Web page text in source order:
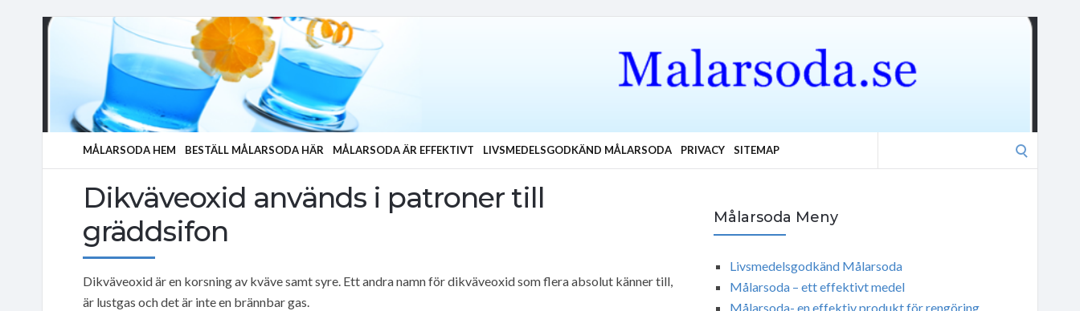
MÅLARSODA HEM BESTÄLL MÅLARSODA HÄR MÅLARSODA ÄR EFFEKTIVT LIVSMEDELSGODKÄND MÅLARSODA PRIVACY SITEMAP
Dikväveoxid används i patroner till
gräddsifon
Dikväveoxid är en korsning av kväve samt syre. Ett andra namn för dikväveoxid som flera absolut känner till,
är lustgas och det är inte en brännbar gas.
Målarsoda Meny
Livsmedelsgodkänd Målarsoda
Målarsoda – ett effektivt medel
Målarsoda- en effektiv produkt för rengöring